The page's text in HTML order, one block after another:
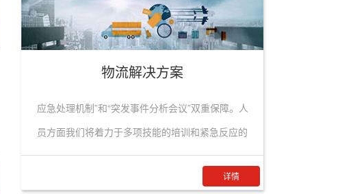
物流解决方案
应急处理机制”和“突发事件分析会议”双重保障。人
员方面我们将着力于多项技能的培训和紧急反应的
能力培训，在车辆等硬件设施方面，我们将为该项
详情